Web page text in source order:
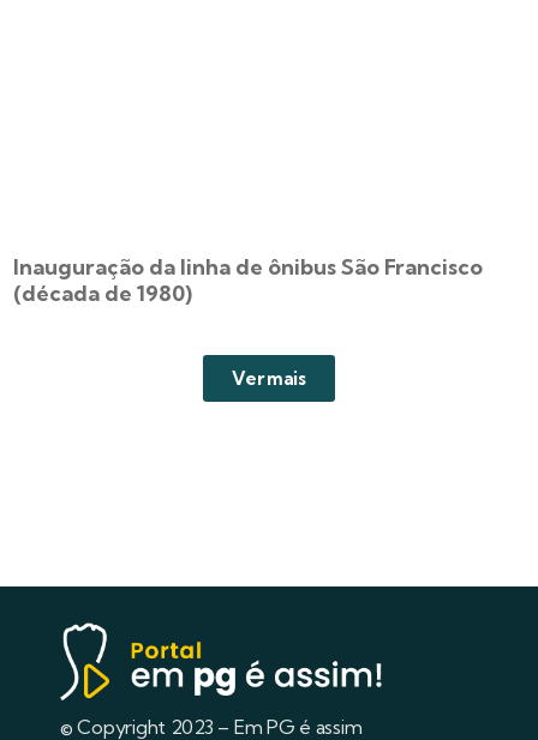
Inauguração da linha de ônibus São Francisco
(década de 1980)
Ver mais
© Copyright 2023 – Em PG é assim